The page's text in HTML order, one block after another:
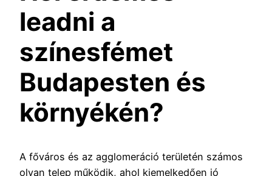
leadni a
színesfémet
Budapesten és
környékén?
A főváros és az agglomeráció területén számos
olyan telep működik, ahol kiemelkedően jó